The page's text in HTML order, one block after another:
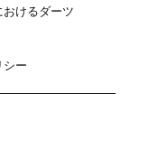
けるダーツ
ー